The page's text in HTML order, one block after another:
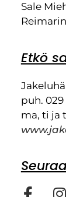
Sale
Etkö
puh. 029
ma, ti ja